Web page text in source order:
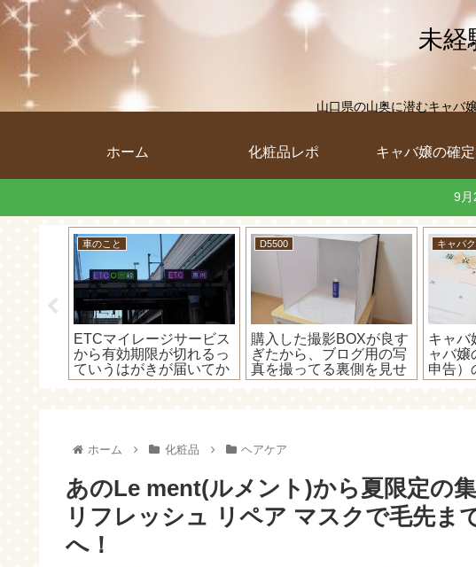
未経
山口県の山奥に潜むキャバ
ホーム 化粧品レポ キャバ嬢の確
9月
キャバクラのようなとこ
個人事業主が節税をやめ
たら住民税よりも怖いの
が国民健康保険料。かな
りやばい。。
D5500
ブログの写真用にニコン
のマイクロレンズ「AF-S
DX Micro NIKKOR 40mm
f/2.8G」をD5500で使っ
キャバ
キャバ
は、無
いの白
ン」が
ホーム 化粧品 ヘアケア
あのLe ment(ルメント)から夏限定の
リフレッシュ リペア マスクで毛先ま
へ！